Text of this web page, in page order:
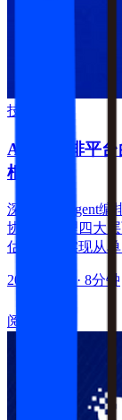
技术干货
Agent编排平
框架
深度解析Agent编
协作与治理四大
估框架，实现从
2026-07-30 · 8分钟
阅读